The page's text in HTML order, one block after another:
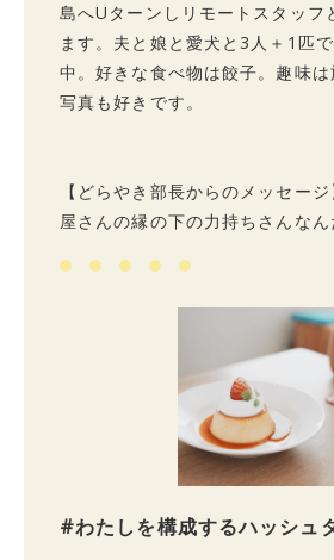
島へUターンしリモートスタッフ
ます。夫と娘と愛犬と3人＋1匹
中。好きな食べ物は餃子。趣味
写真も好きです。
【どらやき部長からのメッセー
屋さんの縁の下の力持ちさんなん
#わたしを構成するハッシュ